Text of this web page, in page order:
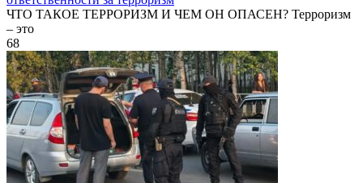
ЧТО ТАКОЕ ТЕРРОРИЗМ И ЧЕМ ОН ОПАСЕН? Терроризм
– это
68